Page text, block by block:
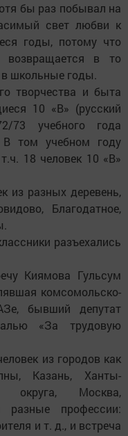
бы раз побывал на
свет любви к
годы, потому что
в то
в школьные годы.
творчества и быта
10 «В» (русский
73 учебного года
В том учебном году
18 человек 10 «В»
из разных деревень,
Благодатное,
разъехались
Киямова Гульсум
комсомольско-
бывший депутат
«За трудовую
из городов как
Казань, Ханты-
округа, Москва,
профессии:
и т. д., и встреча